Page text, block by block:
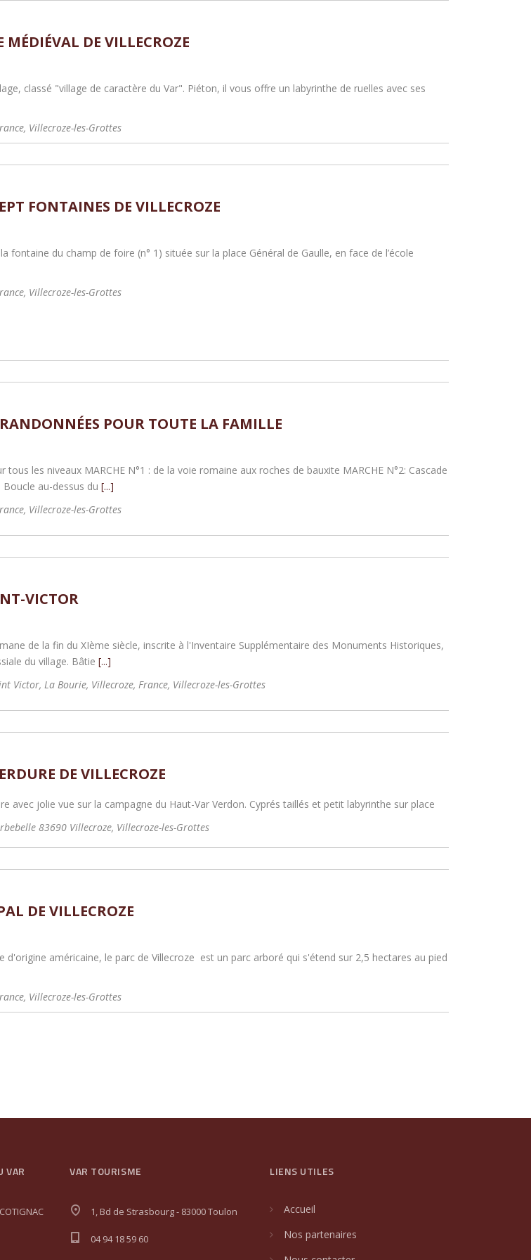
MÉDIÉVAL DE VILLECROZE
classé "village de caractère du Var". Piéton, il vous offre un labyrinthe de ruelles avec ses
, Villecroze-les-Grottes
FONTAINES DE VILLECROZE
fontaine du champ de foire (n° 1) située sur la place Général de Gaulle, en face de l’école
, Villecroze-les-Grottes
RANDONNÉES POUR TOUTE LA FAMILLE
tous les niveaux MARCHE N°1 : de la voie romaine aux roches de bauxite MARCHE N°2: Cascade
Boucle au-dessus du [...]
, Villecroze-les-Grottes
VICTOR
de la fin du XIème siècle, inscrite à l'Inventaire Supplémentaire des Monuments Historiques,
du village. Bâtie [...]
Victor, La Bourie, Villecroze, France, Villecroze-les-Grottes
DE VILLECROZE
avec jolie vue sur la campagne du Haut-Var Verdon. Cyprés taillés et petit labyrinthe sur place
83690 Villecroze, Villecroze-les-Grottes
DE VILLECROZE
d'origine américaine, le parc de Villecroze est un parc arboré qui s'étend sur 2,5 hectares au pied
, Villecroze-les-Grottes
VAR VAR TOURISME
1, Bd de Strasbourg - 83000 Toulon
04 94 18 59 60
LIENS UTILES
Accueil
Nos partenaires